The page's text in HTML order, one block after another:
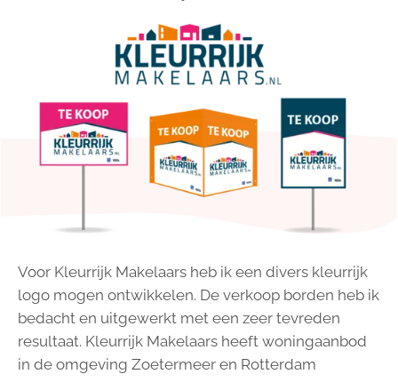
Voor Kleurrijk Makelaars heb ik een divers kleurrijk
logo mogen ontwikkelen. De verkoop borden heb ik
bedacht en uitgewerkt met een zeer tevreden
resultaat. Kleurrijk Makelaars heeft woningaanbod
in de omgeving Zoetermeer en Rotterdam